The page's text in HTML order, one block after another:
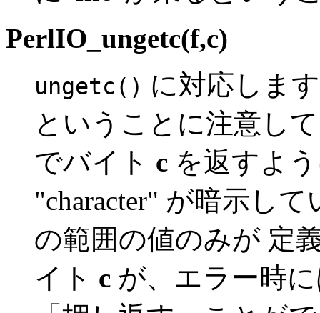
PerlIO_ungetc(f,c)
ungetc() に対応しま
ということに注意し
でバイト c を返すよ
"character" が暗示し
の範囲の値のみが 定
イト c が、エラー時